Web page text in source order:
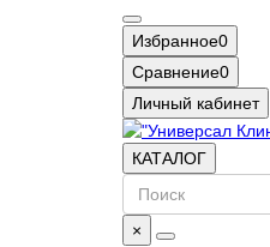
Избранное0
Сравнение0
Личный кабинет
КАТАЛОГ
×